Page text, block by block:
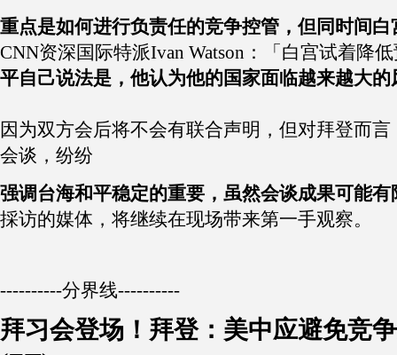
重点是如何进行负责任的竞争控管，但同时间
CNN资深国际特派Ivan Watson：「白宫试着降
平自己说法是，他认为他的国家面临越来越大的
因为双方会后将不会有联合声明，但对拜登而
会谈，纷纷
强调台海和平稳定的重要，虽然会谈成果可能
採访的媒体，将继续在现场带来第一手观察。
----------分界线----------
拜习会登场！拜登：美中应避免竞